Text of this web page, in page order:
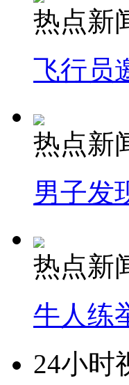
热点新
飞行员
热点新
男子发
热点新
牛人练
24小时